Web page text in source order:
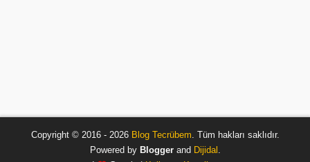
Copyright © 2016 - 2026 Blog Tecrübem . Tüm hakları saklıdır.
Powered by Bloggerand Dijidal